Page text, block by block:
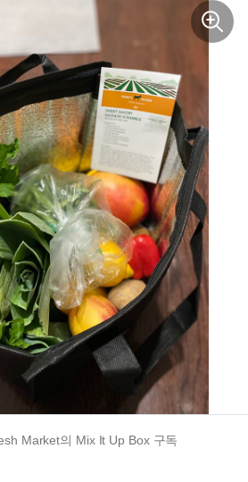
Market의 Mix It Up Box 구독